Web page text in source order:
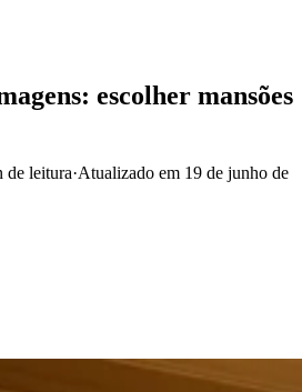
escolher mansões
de leitura·Atualizado em 19 de junho de